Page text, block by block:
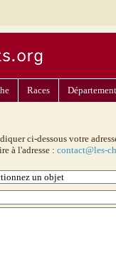
Races
ci-dessous votre
à l'adresse : contact@les-